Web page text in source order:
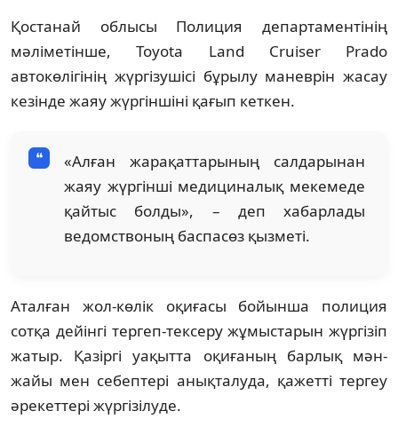
Қостанай облысы Полиция департаментінің
мәліметінше, Toyota Land Cruiser Prado
автокөлігінің жүргізушісі бұрылу маневрін жасау
кезінде жаяу жүргіншіні қағып кеткен.
«Алған жарақаттарының салдарынан
жаяу жүргінші медициналық мекемеде
қайтыс болды», – деп хабарлады
ведомствоның баспасөз қызметі.
Аталған жол-көлік оқиғасы бойынша полиция
сотқа дейінгі тергеп-тексеру жұмыстарын жүргізіп
жатыр. Қазіргі уақытта оқиғаның барлық мән-
жайы мен себептері анықталуда, қажетті тергеу
әрекеттері жүргізілуде.